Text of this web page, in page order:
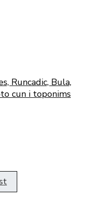
Runcadic, Bula,
cun i toponims